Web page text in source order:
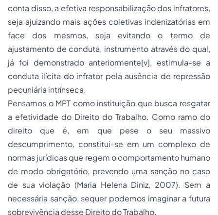
conta disso, a efetiva responsabilização dos infratores,
seja ajuizando mais ações coletivas indenizatórias em
face dos mesmos, seja evitando o termo de
ajustamento de conduta, instrumento através do qual,
já foi demonstrado anteriormente[v], estimula-se a
conduta ilícita do infrator pela ausência de repressão
pecuniária intrínseca.
Pensamos o MPT como instituição que busca resgatar
a efetividade do Direito do Trabalho. Como ramo do
direito que é, em que pese o seu massivo
descumprimento, constitui-se em um complexo de
normas jurídicas que regem o comportamento humano
de modo obrigatório, prevendo uma sanção no caso
de sua violação (Maria Helena Diniz, 2007). Sem a
necessária sanção, sequer podemos imaginar a futura
sobrevivência desse Direito do Trabalho.